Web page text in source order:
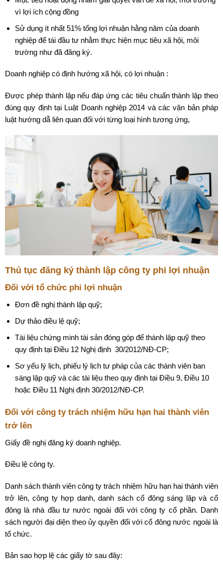
vì lợi ích cộng đồng
Sử dụng ít nhất 51% tổng lợi nhuận hằng năm của doanh
nghiệp để tái đầu tư nhằm thực hiện mục tiêu xã hội, môi
trường như đã đăng ký.
Doanh nghiệp có định hướng xã hội, có lợi nhuận :
Được phép thành lập nếu đáp ứng các tiêu chuẩn thành lập theo
đúng quy định tại Luật Doanh nghiệp 2014 và các văn bản pháp
luật hướng dẫ liên quan đối với từng loại hình tương ứng,
Thủ tục đăng ký thành lập công ty phi lợi nhuận
Đối với tổ chức phi lợi nhuận
Đơn đề nghị thành lập quỹ;
Dự thảo điều lệ quỹ;
Tài liệu chứng minh tài sản đóng góp để thành lập quỹ theo
quy định tại Điều 12 Nghị định 30/2012/NĐ-CP;
Sơ yếu lý lịch, phiếu lý lịch tư pháp của các thành viên ban
sáng lập quỹ và các tài liệu theo quy định tại Điều 9, Điều 10
hoặc Điều 11 Nghị định 30/2012/NĐ-CP.
Đối với công ty trách nhiệm hữu hạn hai thành viên
trở lên
Giấy đề nghị đăng ký doanh nghiệp.
Điều lệ công ty.
Danh sách thành viên công ty trách nhiệm hữu hạn hai thành viên
trở lên, công ty hợp danh, danh sách cổ đông sáng lập và cổ
đông là nhà đầu tư nước ngoài đối với công ty cổ phần. Danh
sách người đại diện theo ủy quyền đối với cổ đông nước ngoài là
tổ chức.
Bản sao hợp lệ các giấy tờ sau đây: